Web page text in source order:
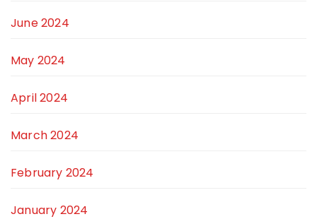
June 2024
May 2024
April 2024
March 2024
February 2024
January 2024